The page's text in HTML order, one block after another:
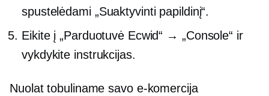
spustelėdami „Suaktyvinti papildinį“.
Eikite į „Parduotuvė Ecwid“ → „Console“ ir
vykdykite instrukcijas.
Nuolat tobuliname savo e-komercija